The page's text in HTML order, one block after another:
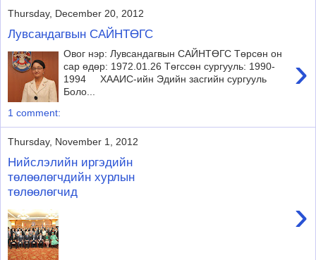
Thursday, December 20, 2012
Лувсандагвын САЙНТӨГС
›
Овог нэр: Лувсандагвын САЙНТӨГС Төрсөн он
сар өдөр: 1972.01.26 Төгссөн сургууль: 1990-
1994 ХААИС-ийн Эдийн засгийн сургууль
Боло...
1 comment:
Thursday, November 1, 2012
Нийслэлийн иргэдийн
төлөөлөгчдийн хурлын
төлөөлөгчид
›